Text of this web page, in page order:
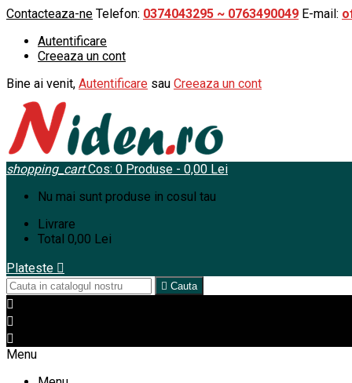
Contacteaza-ne Telefon: 0374043295 ~ 0763490049 E-mail:
Autentificare
Creeaza un cont
Bine ai venit, Autentificare sau Creeaza un cont
shopping_cart Cos: 0 Produse - 0,00 Lei
Nu mai sunt produse in cosul tau
Livrare
Total 0,00 Lei
Plateste 
 Cauta



Menu